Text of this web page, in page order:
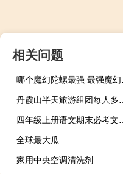
相关问题
哪个
丹霞山半天旅
四年级上册语文
全球最大瓜
家用中央空调清洗剂